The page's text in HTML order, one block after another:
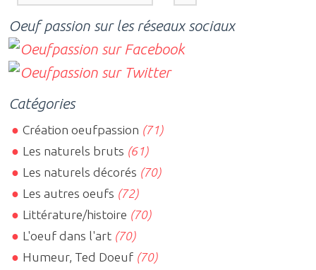
Oeuf passion sur les réseaux sociaux
Catégories
Création oeufpassion (71)
Les naturels bruts (61)
Les naturels décorés (70)
Les autres oeufs (72)
Littérature/histoire (70)
L'oeuf dans l'art (70)
Humeur, Ted Doeuf (70)